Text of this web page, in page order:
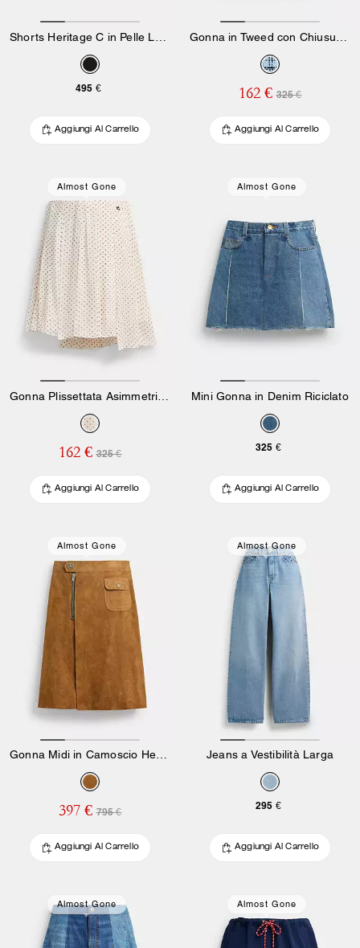
495 €
Aggiungi Al Carrello
162 € 325 €
Aggiungi Al Carrello
Almost Gone
162 € 325 €
Aggiungi Al Carrello
Almost Gone
Mini Gonna in Denim Riciclato
325 €
Aggiungi Al Carrello
Almost Gone
Gonna Midi in Camoscio Heritage
397 € 795 €
Aggiungi Al Carrello
Almost Gone
Jeans a Vestibilità Larga
295 €
Aggiungi Al Carrello
Almost Gone Almost Gone